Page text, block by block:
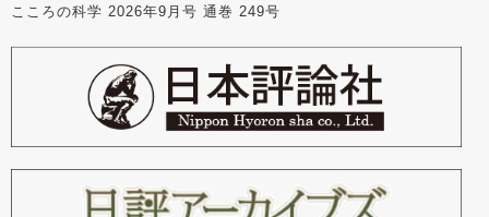
こころの科学 2026年9月号 通巻 249号